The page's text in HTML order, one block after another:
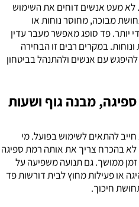
מעט אנשים דוחים את השימוש
מבוכה, מחוסר נוחות או
יותר. פד סופג מאפשר מעבר עדין
במקרים רבים זו הבחירה
עם אנשים ולהתנהל בביטחון
מבנה גוף ושעות
להתאים לשימוש בפועל. מי
לא בהכרח צריך את אותה רמת ספיגה
ממושך. גם תנועה משפיעה על
או פעילות מחוץ לבית דורשות פד
חיכוך.